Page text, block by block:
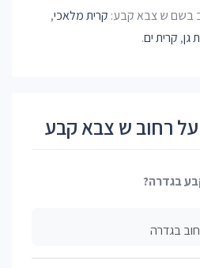
קרית מלאכי,
גן, קרית ים.
על רחוב ש צבא קבע
בגדרה?
בגדרה